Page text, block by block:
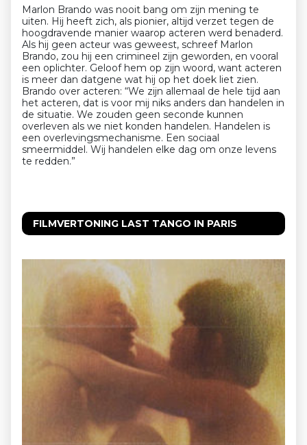
Marlon Brando was nooit bang om zijn mening te
uiten. Hij heeft zich, als pionier, altijd verzet tegen de
hoogdravende manier waarop acteren werd benaderd.
Als hij geen acteur was geweest, schreef Marlon
Brando, zou hij een crimineel zijn geworden, en vooral
een oplichter. Geloof hem op zijn woord, want acteren
is meer dan datgene wat hij op het doek liet zien.
Brando over acteren: “We zijn allemaal de hele tijd aan
het acteren, dat is voor mij niks anders dan handelen in
de situatie. We zouden geen seconde kunnen
overleven als we niet konden handelen. Handelen is
een overlevingsmechanisme. Een sociaal
smeermiddel. Wij handelen elke dag om onze levens
te redden.”
FILMVERTONING LAST TANGO IN PARIS